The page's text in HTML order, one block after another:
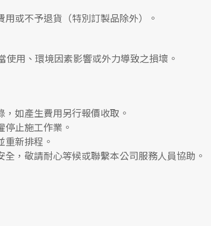
或不予退貨（特別訂製品除外）。
用、環境因素影響或外力導致之損壞。
如產生費用另行報價收取。
止施工作業。
新排程。
，敬請耐心等候或聯繫本公司服務人員協助。